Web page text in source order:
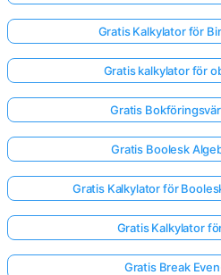
Gratis Kalkylator för
Gratis kalkylator för
Gratis
Gratis Boolesk
Gratis Kalkylator för
Gratis Kalkylator
Gratis Break